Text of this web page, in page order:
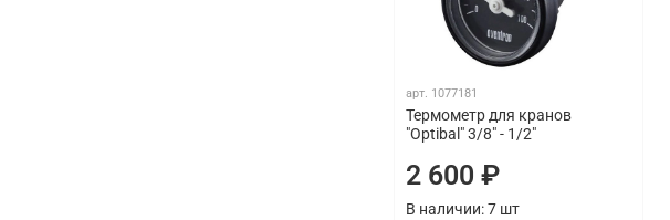
арт. 1077181
Термометр для кранов
"Optibal" 3/8" - 1/2"
2 600 ₽
В наличии: 7 шт